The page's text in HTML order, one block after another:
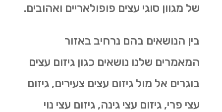
של מגוון סוגי עצים פופולאריים ואהובים.
בין הנושאים בהם נרחיב באזור
המאמרים שלנו נושאים כגון גיזום עצים
בוגרים אל מול גיזום עצים צעירים, גיזום
עצי פרי, גיזום עצי גינה, גיזום עצי נוי